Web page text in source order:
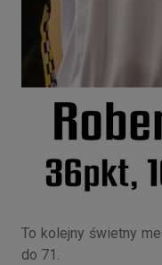
To kolejny świetny
do 71.